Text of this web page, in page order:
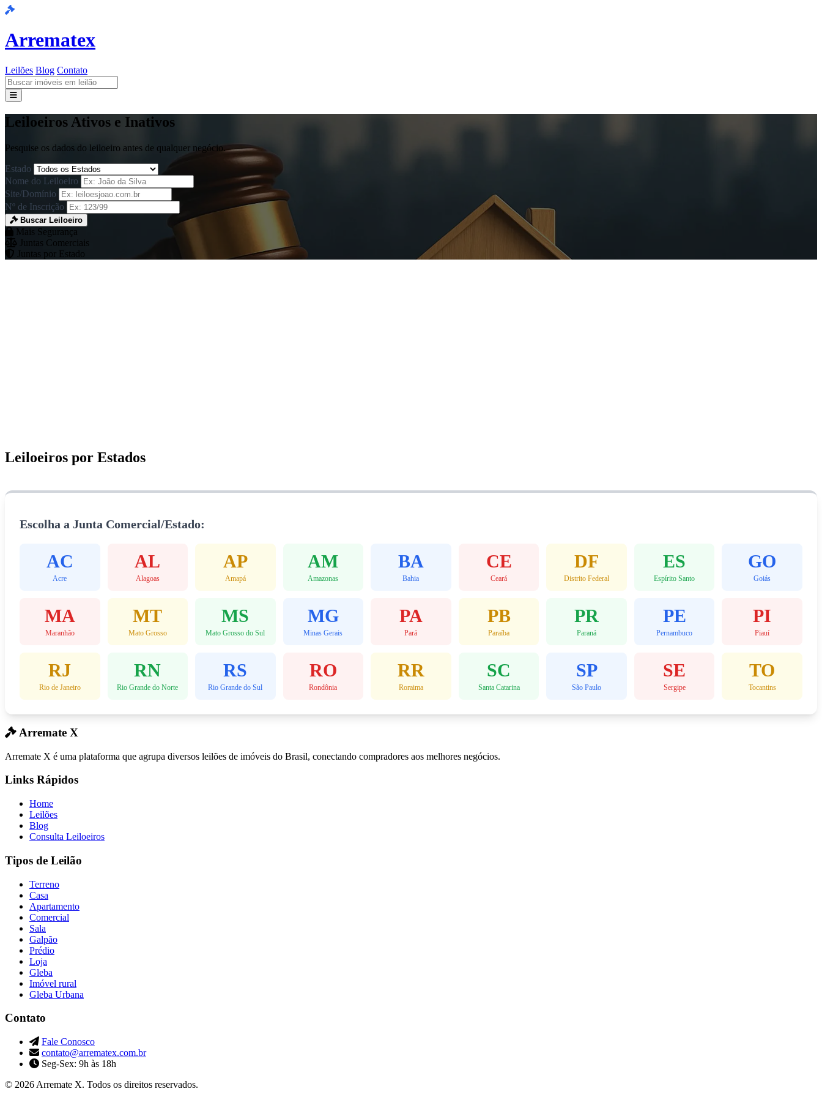
Arrematex
Leilões Blog Contato
Leilões
Contato
Leiloeiros Ativos e Inativos
Pesquise os dados do leiloeiro antes de qualquer negócio.
Estado
Nome do Leiloeiro
Site/Domínio
Nº de Inscrição
Buscar Leiloeiro
Mais Segurança
Juntas Comerciais
Juntas por Estado
Leiloeiros por Estados
Escolha a Junta Comercial/Estado:
AC
Acre
AL
Alagoas
AP
Amapá
AM
Amazonas
BA
Bahia
CE
Ceará
DF
Distrito Federal
ES
Espírito Santo
GO
Goiás
MA
Maranhão
MT
Mato Grosso
MS
Mato Grosso do Sul
MG
Minas Gerais
PA
Pará
PB
Paraíba
PR
Paraná
PE
Pernambuco
PI
Piauí
RJ
Rio de Janeiro
RN
Rio Grande do Norte
RS
Rio Grande do Sul
RO
Rondônia
RR
Roraima
SC
Santa Catarina
SP
São Paulo
SE
Sergipe
TO
Tocantins
Arremate X
Arremate X é uma plataforma que agrupa diversos leilões de imóveis do Brasil, conectando compradores aos melhores negócios.
Links Rápidos
Home
Leilões
Blog
Consulta Leiloeiros
Tipos de Leilão
Terreno
Casa
Apartamento
Comercial
Sala
Galpão
Prédio
Loja
Gleba
Imóvel rural
Gleba Urbana
Contato
Fale Conosco
contato@arrematex.com.br
Seg-Sex: 9h às 18h
© 2026 Arremate X. Todos os direitos reservados.